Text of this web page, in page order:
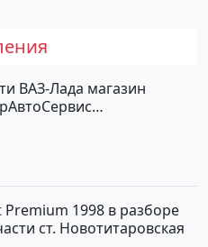
ВАЗ-Лада магазин
Premium 1998 в разборе
ст. Новотитаровская